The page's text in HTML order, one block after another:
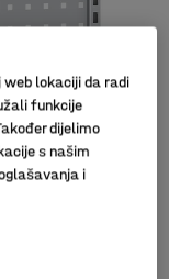
lokaciji da radi
funkcije
dijelimo
s našim
i